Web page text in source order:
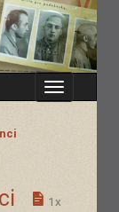
Zobrazit
1x